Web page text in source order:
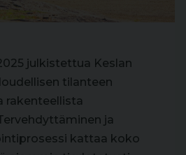
julkistettua Keslan
tilanteen
rakenteellista
ja
kattaa koko